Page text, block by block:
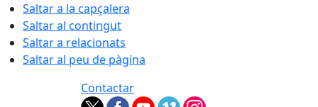
Saltar a la capçalera
Saltar al contingut
Saltar a relacionats
Saltar al peu de pàgina
Contactar